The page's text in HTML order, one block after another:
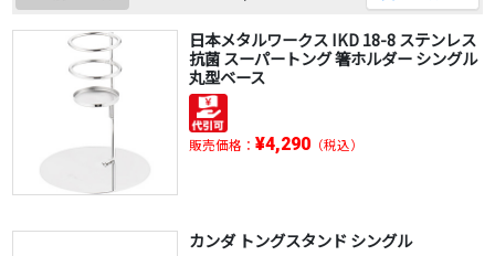
日本メタルワークス IKD 18-8 ステンレス
抗菌 スーパートング 箸ホルダー シングル
丸型ベース
販売価格： ¥4,290（税込）
カンダ トングスタンド シングル